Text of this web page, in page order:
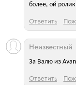
более, ой
Ответить
За Валю из
Неизвестный
Ответить